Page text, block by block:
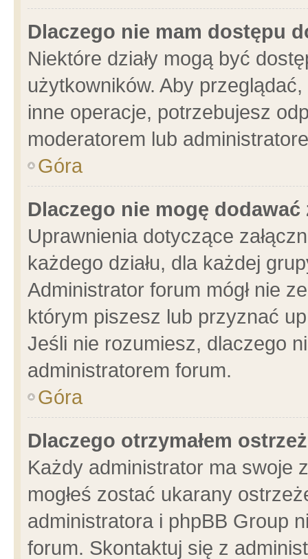
Dlaczego nie mam dostępu
Niektóre działy mogą być
użytkowników. Aby
inne operacje, potrzebujesz
moderatorem lub
Góra
Dlaczego nie mogę dodawać
Uprawnienia dotyczące
każdego działu, dla każdej
Administrator forum mógł nie
którym piszesz lub przyznać
Jeśli nie rozumiesz, dlaczego
administratorem forum.
Góra
Dlaczego otrzymałem
Każdy administrator ma swoje
mogłeś zostać ukarany
administratora i phpBB Group
forum. Skontaktuj się z